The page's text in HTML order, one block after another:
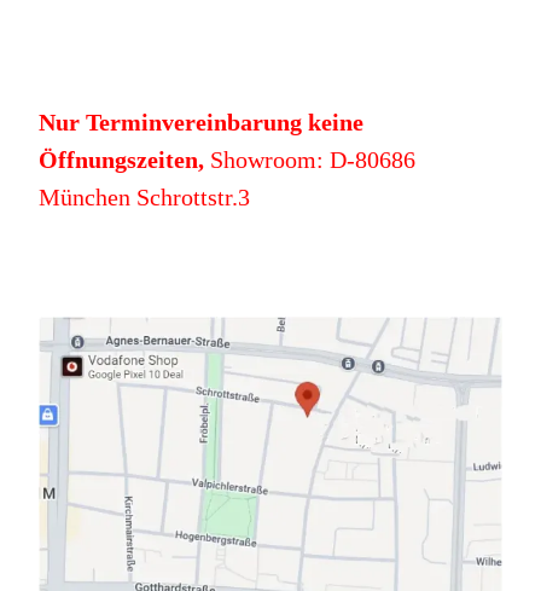
Nur Terminvereinbarung keine
Öffnungszeiten,Showroom: D-80686
München Schrottstr.3